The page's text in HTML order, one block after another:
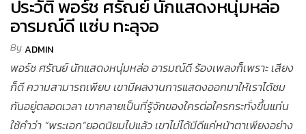
ประวัติ พอร์ช ศรัณย์ นักแสดงหนุ่มหล่อ
อารมณ์ดี แซ่บ ทะลุจอ
ByADMIN
พอร์ช ศรัณย์ นักแสดงหนุ่มหล่อ อารมณ์ดี ร้องเพลงก็เพราะ เสียง
ก็ดี ความสามารถเพียบ เขามีผลงานการแสดงออกมาให้เราได้ชม
กันอยู่ตลอดเวลา เขากลายเป็นที่รู้จักของใครต่อใครกระทั่งขึ้นแท่น
ใช้คำว่า “พระเอก”ยอดนิยมไปแล้ว เขาไม่ได้มีดีแค่หน้าตาเพียงอย่าง